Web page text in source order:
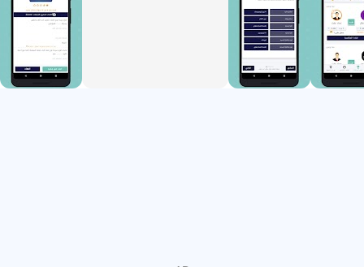
مقابلوں، امتحانات اور سوالات میں تبدیل کر دیا
ہے، جس کے ذریعے طالب علم ممتاز اساتذہ، اساتذہ
اور پروفیسرز کے ایک گروپ کے ذریعے ڈیزائن کیے
گئے امتحانات کے ذریعے، ایک لمحے میں اپنی سطح کی